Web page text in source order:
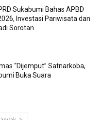
Sukabumi Bahas APBD
Investasi Pariwisata dan
Sorotan
“Dijemput” Satnarkoba,
Buka Suara